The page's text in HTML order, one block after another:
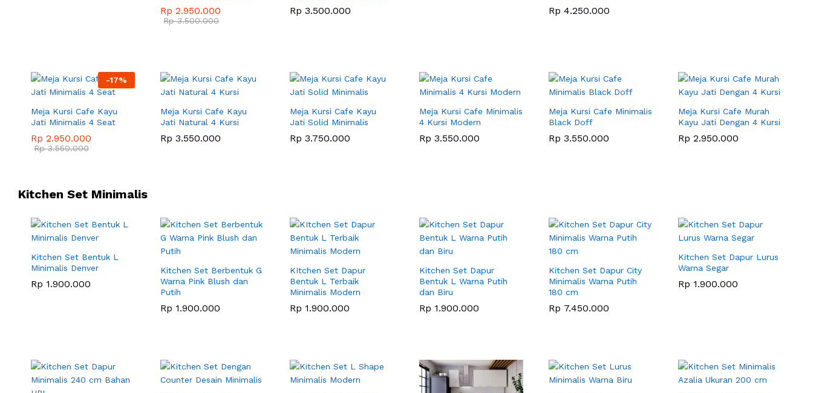
Rp 2.950.000
Rp3.500.000
Rp 3.500.000 Rp 4.250.000
-17%
Meja Kursi Cafe Kayu
Jati Minimalis 4 Seat
Rp 2.950.000
Rp3.550.000
Meja Kursi Cafe Kayu
Jati Natural 4 Kursi
Rp 3.550.000
Meja Kursi Cafe Kayu
Jati Solid Minimalis
Rp 3.750.000
Meja Kursi Cafe Minimalis
4 Kursi Modern
Rp 3.550.000
Meja Kursi Cafe Minimalis
Black Doff
Rp 3.550.000
Meja Kursi Cafe Murah
Kayu Jati Dengan 4 Kursi
Rp 2.950.000
Kitchen Set Minimalis
Kitchen Set Bentuk L
Minimalis Denver
Rp 1.900.000
Kitchen Set Berbentuk G
Warna Pink Blush dan
Putih
Rp 1.900.000
KItchen Set Dapur
Bentuk L Terbaik
Minimalis Modern
Rp 1.900.000
Kitchen Set Dapur
Bentuk L Warna Putih
dan Biru
Rp 1.900.000
Kitchen Set Dapur City
Minimalis Warna Putih
180 cm
Rp 7.450.000
Kitchen Set Dapur Lurus
Warna Segar
Rp 1.900.000